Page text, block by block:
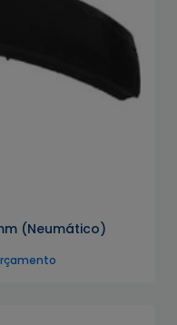
(Neumático)